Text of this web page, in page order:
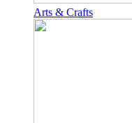
Arts & Crafts